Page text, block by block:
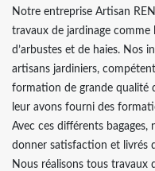
Notre entreprise Artisan
travaux de jardinage comme
d’arbustes et de haies. Nos
artisans jardiniers,
formation de grande qualité
leur avons fourni des
Avec ces différents
donner satisfaction et livrés
Nous réalisons tous travaux